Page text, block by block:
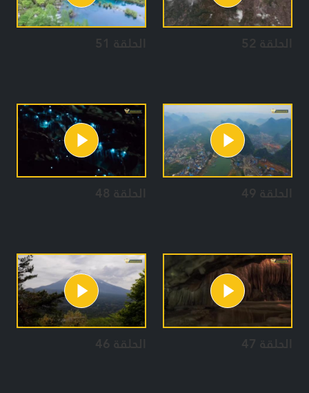
الحلقة 52 الحلقة 51
الحلقة 49 الحلقة 48
الحلقة 47 الحلقة 46